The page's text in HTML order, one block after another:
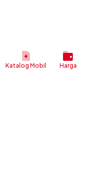
Katalog Mobil Harga